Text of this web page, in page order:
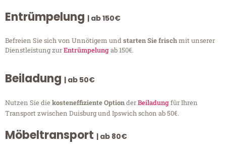
Entrümpelung | ab 150€
Befreien Sie sich von Unnötigem undstarten Sie frischmit unserer
Dienstleistung zurEntrümpelungab 150€.
Beiladung | ab 50€
Nutzen Sie diekosteneffiziente OptionderBeiladungfür Ihren
Transport zwischen Duisburg und Ipswich schon ab 50€.
Möbeltransport | ab 80€